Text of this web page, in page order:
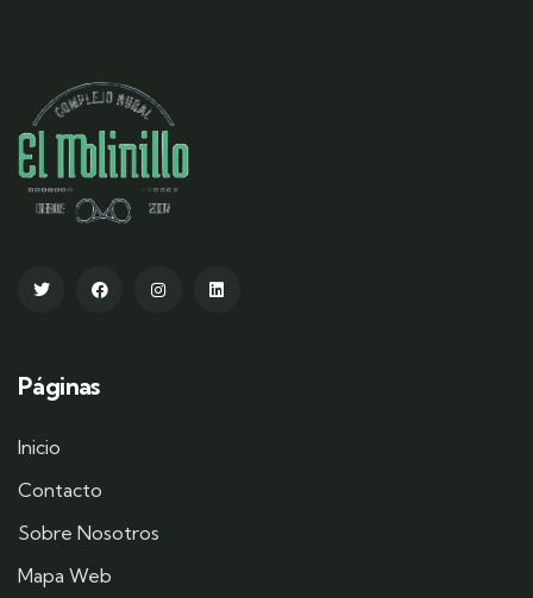
Páginas
Inicio
Contacto
Sobre Nosotros
Mapa Web